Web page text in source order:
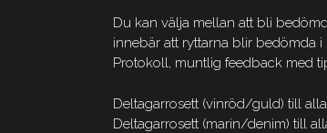
Du kan välja mellan att bli
innebär att ryttarna blir bedömda
Protokoll, muntlig feedback med
Deltagarrosett (vinröd/guld) till
Deltagarrosett (marin/denim) till